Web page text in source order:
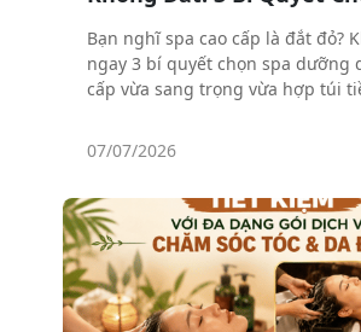
Bạn nghĩ spa cao cấp là đắt đỏ?
ngay 3 bí quyết chọn spa dưỡng
cấp vừa sang trọng vừa hợp túi
07/07/2026